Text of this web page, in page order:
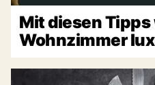
Mit diesen
Wohnzimmer